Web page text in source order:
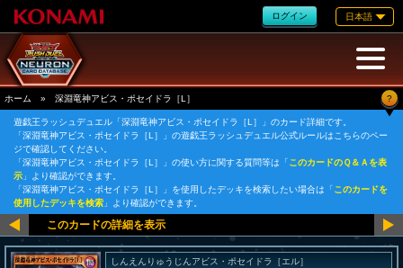
ログイン 日本語
ホーム » 深淵竜神アビス・ポセイドラ［L］ ?
遊戯王ラッシュデュエル「深淵竜神アビス・ポセイドラ［L］」のカード詳細です。
「深淵竜神アビス・ポセイドラ［L］」の遊戯王ラッシュデュエル公式ルールはこちらのペー
ジで確認してください。
「深淵竜神アビス・ポセイドラ［L］」の使い方に関する質問等は「このカードのＱ＆Ａを表
示 」より確認ができます。
「深淵竜神アビス・ポセイドラ［L］」を使用したデッキを検索したい場合は「このカードを
使用したデッキを検索 」より確認ができます。
しんえんりゅうじんアビス・ポセイドラ［エル］